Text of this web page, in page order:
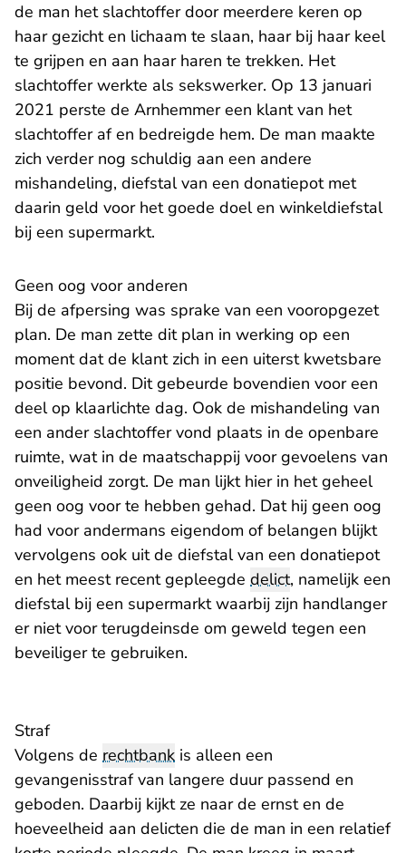
de man het slachtoffer door meerdere keren op
haar gezicht en lichaam te slaan, haar bij haar keel
te grijpen en aan haar haren te trekken. Het
slachtoffer werkte als sekswerker. Op 13 januari
2021 perste de Arnhemmer een klant van het
slachtoffer af en bedreigde hem. De man maakte
zich verder nog schuldig aan een andere
mishandeling, diefstal van een donatiepot met
daarin geld voor het goede doel en winkeldiefstal
bij een supermarkt.
Geen oog voor anderen
Bij de afpersing was sprake van een vooropgezet
plan. De man zette dit plan in werking op een
moment dat de klant zich in een uiterst kwetsbare
positie bevond. Dit gebeurde bovendien voor een
deel op klaarlichte dag. Ook de mishandeling van
een ander slachtoffer vond plaats in de openbare
ruimte, wat in de maatschappij voor gevoelens van
onveiligheid zorgt. De man lijkt hier in het geheel
geen oog voor te hebben gehad. Dat hij geen oog
had voor andermans eigendom of belangen blijkt
vervolgens ook uit de diefstal van een donatiepot
en het meest recent gepleegde delict, namelijk een
diefstal bij een supermarkt waarbij zijn handlanger
er niet voor terugdeinsde om geweld tegen een
beveiliger te gebruiken.
Straf
Volgens de rechtbank is alleen een
gevangenisstraf van langere duur passend en
geboden. Daarbij kijkt ze naar de ernst en de
hoeveelheid aan delicten die de man in een relatief